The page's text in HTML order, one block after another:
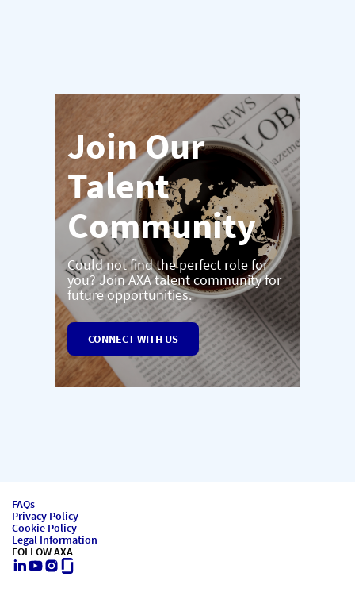
Join Our
Talent
Community
Could not find the perfect role for
you? Join AXA talent community for
future opportunities.
CONNECT WITH US
FAQs
Privacy Policy
Cookie Policy
Legal Information
FOLLOW AXA
LinkedIn
Youtube
Instagram
Glassdoor